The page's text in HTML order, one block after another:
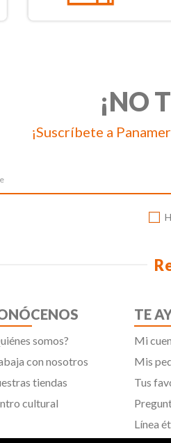
¡NO
¡Suscríbete a
somos?
con nosotros
tiendas
cultural
TE
Mi
Mis
Tus
Línea